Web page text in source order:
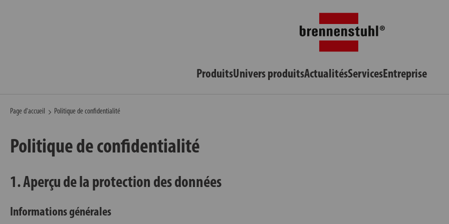
ProduitsUnivers produitsActualitésServicesEntreprise
Page d'accueil Politique de confidentialité
Politique de confidentialité
1. Aperçu de la protection des données
Informations générales